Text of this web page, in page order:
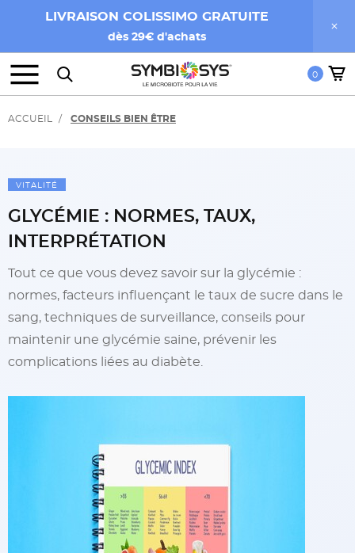
LIVRAISON COLISSIMO GRATUITE
dès 29€ d'achats
0
ACCUEIL CONSEILS BIEN ÊTRE
VITALITÉ
GLYCÉMIE : NORMES, TAUX,
INTERPRÉTATION
Tout ce que vous devez savoir sur la glycémie :
normes, facteurs influençant le taux de sucre dans le
sang, techniques de surveillance, conseils pour
maintenir une glycémie saine, prévenir les
complications liées au diabète.